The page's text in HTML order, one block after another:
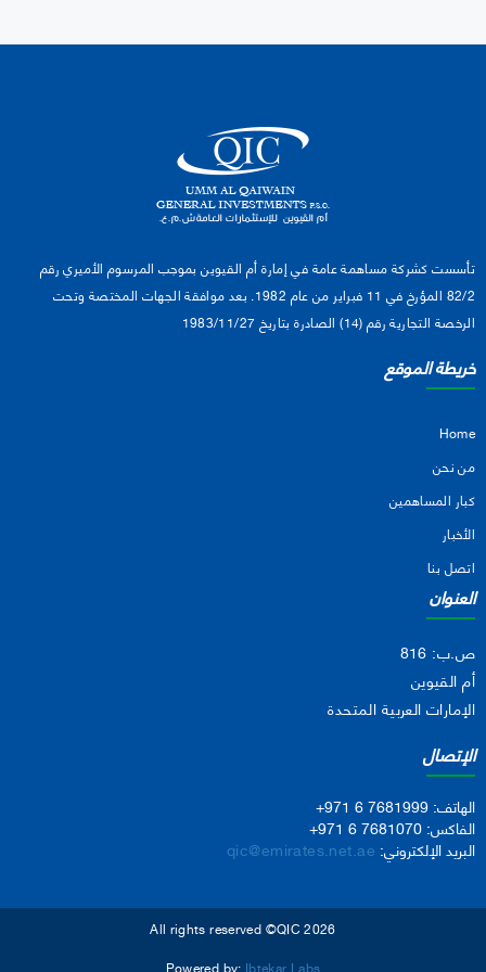
تأسست كشركة مساهمة عامة في إمارة أم القيوين بموجب المرسوم الأميري رقم
82/2 المؤرخ في 11 فبراير من عام 1982. بعد موافقة الجهات المختصة وتحت
الرخصة التجارية رقم (14) الصادرة بتاريخ 1983/11/27
خريطة الموقع
Home
من نحن
كبار المساهمين
الأخبار
اتصل بنا
العنوان
ص.ب: 816
أم القيوين
الإمارات العربية المتحدة
الإتصال
الهاتف: +971 6 7681999
الفاكس: +971 6 7681070
البريد الإلكتروني: qic@emirates.net.ae
All rights reserved ©QIC 2026
Powered by: Ibtekar Labs